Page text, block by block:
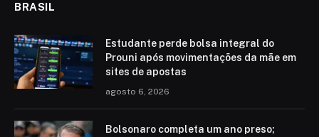
BRASIL
Estudante perde bolsa integral do
Prouni após movimentações da mãe em
sites de apostas
agosto 6, 2026
Bolsonaro completa um ano preso;